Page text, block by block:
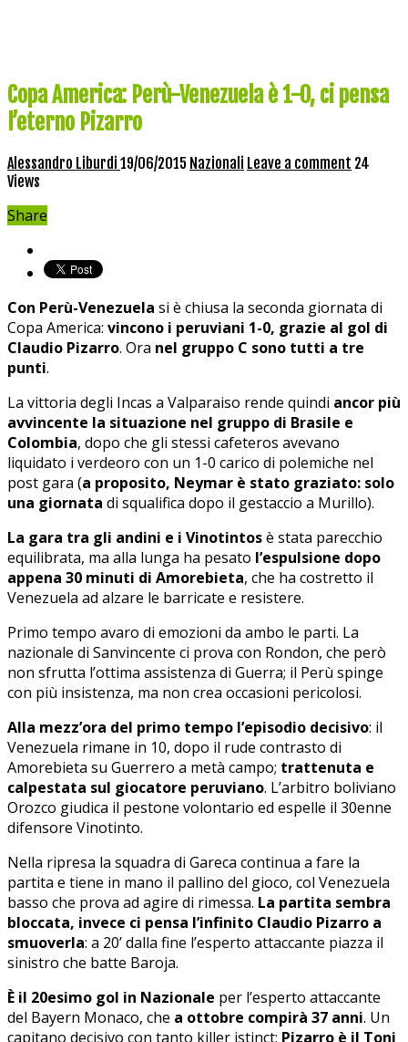
Copa America: Perù-Venezuela è 1-0, ci pensa
l’eterno Pizarro
Alessandro Liburdi 19/06/2015 Nazionali Leave a comment 24
Views
Share
Con Perù-Venezuela si è chiusa la seconda giornata di
Copa America: vincono i peruviani 1-0, grazie al gol di
Claudio Pizarro. Ora nel gruppo C sono tutti a tre
punti.
La vittoria degli Incas a Valparaiso rende quindi ancor più
avvincente la situazione nel gruppo di Brasile e
Colombia, dopo che gli stessi cafeteros avevano
liquidato i verdeoro con un 1-0 carico di polemiche nel
post gara (a proposito, Neymar è stato graziato: solo
una giornata di squalifica dopo il gestaccio a Murillo).
La gara tra gli andini e i Vinotintosè stata parecchio
equilibrata, ma alla lunga ha pesato l’espulsione dopo
appena 30 minuti di Amorebieta, che ha costretto il
Venezuela ad alzare le barricate e resistere.
Primo tempo avaro di emozioni da ambo le parti. La
nazionale di Sanvincente ci prova con Rondon, che però
non sfrutta l’ottima assistenza di Guerra; il Perù spinge
con più insistenza, ma non crea occasioni pericolosi.
Alla mezz’ora del primo tempo l’episodio decisivo: il
Venezuela rimane in 10, dopo il rude contrasto di
Amorebieta su Guerrero a metà campo; trattenuta e
calpestata sul giocatore peruviano. L’arbitro boliviano
Orozco giudica il pestone volontario ed espelle il 30enne
difensore Vinotinto.
Nella ripresa la squadra di Gareca continua a fare la
partita e tiene in mano il pallino del gioco, col Venezuela
basso che prova ad agire di rimessa. La partita sembra
bloccata, invece ci pensa l’infinito Claudio Pizarro a
smuoverla: a 20’ dalla fine l’esperto attaccante piazza il
sinistro che batte Baroja.
È il 20esimo gol in Nazionale per l’esperto attaccante
del Bayern Monaco, che a ottobre compirà 37 anni. Un
capitano decisivo con tanto killer istinct: Pizarro è il Toni